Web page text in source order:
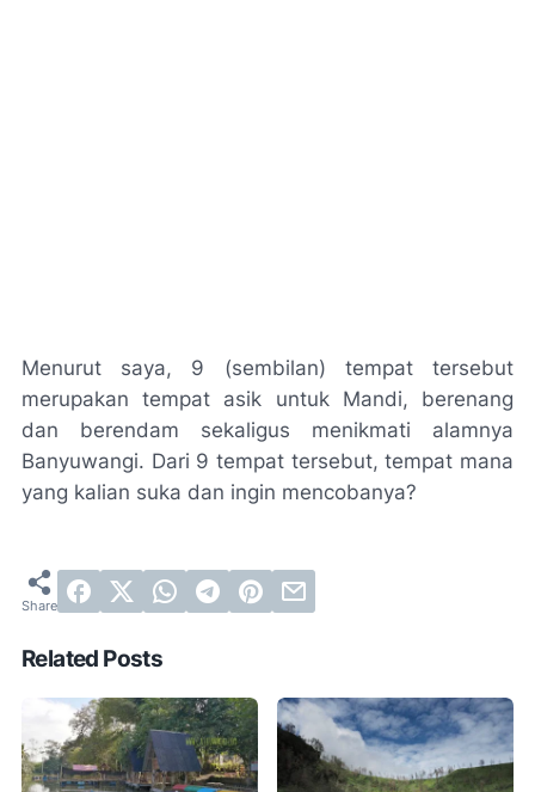
Menurut saya, 9 (sembilan) tempat tersebut
merupakan tempat asik untuk Mandi, berenang
dan berendam sekaligus menikmati alamnya
Banyuwangi. Dari 9 tempat tersebut, tempat mana
yang kalian suka dan ingin mencobanya?
Related Posts